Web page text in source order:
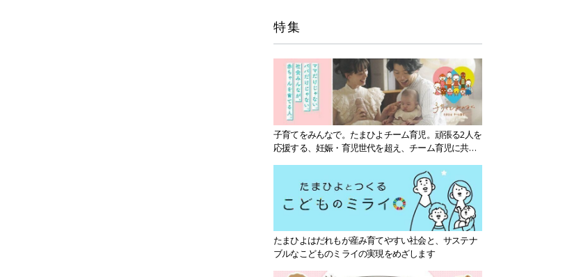
特集
子育てをみんなで。たまひよチーム育児。頑張る2人を
応援する、妊娠・育児世代を超え、チーム育児に共感
たまひよはだれもが産み育てやすい社会と、サステナ
ブルなこどものミライの実現をめざします